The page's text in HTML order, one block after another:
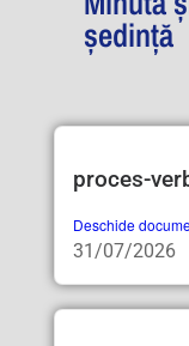
ședință
proces-
Deschide
31/07/2026